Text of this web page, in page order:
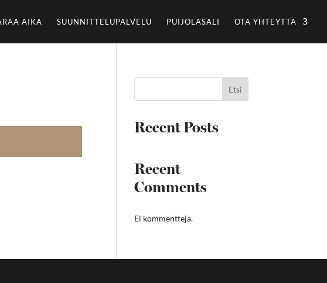
AIKA SUUNNITTELUPALVELU PUIJOLASALI OTA YHTEYTTÄ
Etsi
Recent Posts
Recent
Comments
Ei kommentteja.